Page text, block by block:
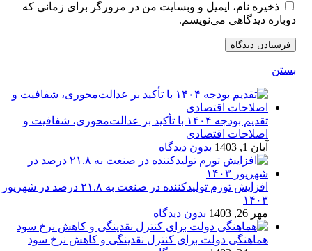
ذخیره نام، ایمیل و وبسایت من در مرورگر برای زمانی که
دوباره دیدگاهی می‌نویسم.
بستن
تقدیم بودجه ۱۴۰۴ با تأکید بر عدالت‌محوری، شفافیت و
اصلاحات اقتصادی
آبان 1, 1403
بدون دیدگاه
افزایش تورم تولیدکننده در صنعت به ۲۱.۸ درصد در شهریور
۱۴۰۳
مهر 26, 1403
بدون دیدگاه
هماهنگی دولت برای کنترل نقدینگی و کاهش نرخ سود